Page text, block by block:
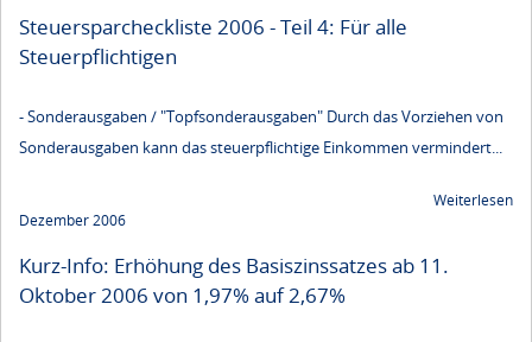
Steuersparcheckliste 2006 - Teil 4: Für alle
Steuerpflichtigen
- Sonderausgaben / "Topfsonderausgaben" Durch das Vorziehen von
Sonderausgaben kann das steuerpflichtige Einkommen vermindert...
Weiterlesen
Dezember 2006
Kurz-Info: Erhöhung des Basiszinssatzes ab 11.
Oktober 2006 von 1,97% auf 2,67%